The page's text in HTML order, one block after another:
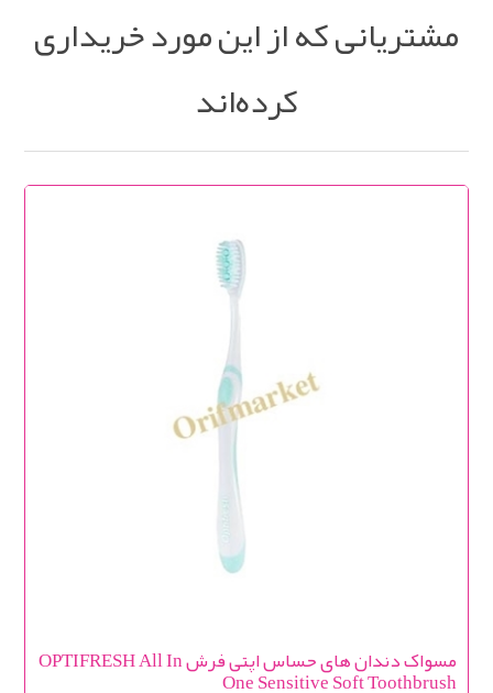
مشتریانی که از این مورد خریداری
کرده‌اند
مسواک دندان های حساس اپتی فرش OPTIFRESH All In
One Sensitive Soft Toothbrush